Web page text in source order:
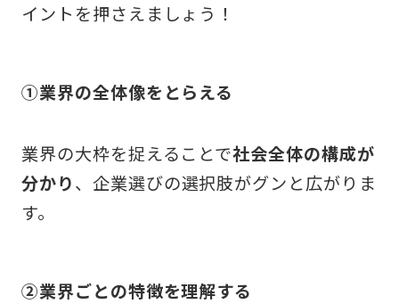
イントを押さえましょう！
①業界の全体像をとらえる
業界の大枠を捉えることで社会全体の構成が
分かり、企業選びの選択肢がグンと広がりま
す。
②業界ごとの特徴を理解する